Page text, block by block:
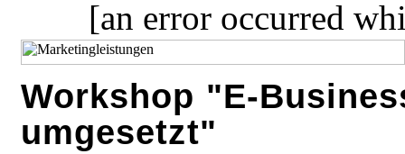
[an error occurred
Workshop "E-
umgesetzt"